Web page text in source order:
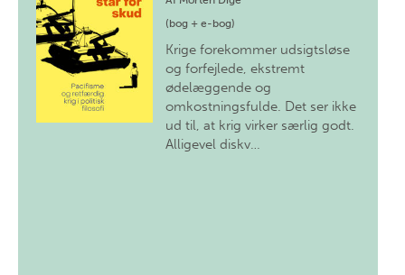
(bog + e-bog)
Krige forekommer udsigtsløse
og forfejlede, ekstremt
ødelæggende og
omkostningsfulde. Det ser ikke
ud til, at krig virker særlig godt.
Alligevel diskv…